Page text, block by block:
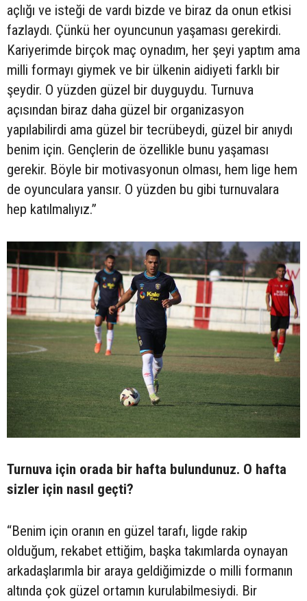
açlığı ve isteği de vardı bizde ve biraz da onun etkisi
fazlaydı. Çünkü her oyuncunun yaşaması gerekirdi.
Kariyerimde birçok maç oynadım, her şeyi yaptım ama
milli formayı giymek ve bir ülkenin aidiyeti farklı bir
şeydir. O yüzden güzel bir duyguydu. Turnuva
açısından biraz daha güzel bir organizasyon
yapılabilirdi ama güzel bir tecrübeydi, güzel bir anıydı
benim için. Gençlerin de özellikle bunu yaşaması
gerekir. Böyle bir motivasyonun olması, hem lige hem
de oyunculara yansır. O yüzden bu gibi turnuvalara
hep katılmalıyız.”
Turnuva için orada bir hafta bulundunuz. O hafta
sizler için nasıl geçti?
“Benim için oranın en güzel tarafı, ligde rakip
olduğum, rekabet ettiğim, başka takımlarda oynayan
arkadaşlarımla bir araya geldiğimizde o milli formanın
altında çok güzel ortamın kurulabilmesiydi. Bir